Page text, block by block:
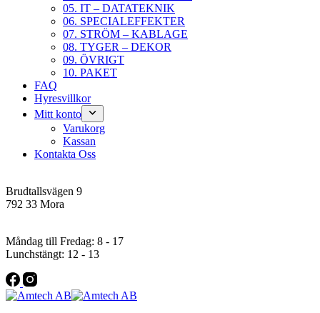
05. IT – DATATEKNIK
06. SPECIALEFFEKTER
07. STRÖM – KABLAGE
08. TYGER – DEKOR
09. ÖVRIGT
10. PAKET
FAQ
Hyresvillkor
Mitt konto
Varukorg
Kassan
Kontakta Oss
Brudtallsvägen 9
792 33 Mora
Måndag till Fredag: 8 - 17
Lunchstängt: 12 - 13